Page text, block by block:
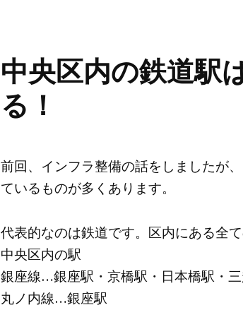
中央区内の鉄道駅
る！
前回、インフラ整備の話をしましたが
ているものが多くあります。
代表的なのは鉄道です。区内にある全
中央区内の駅
銀座線…銀座駅・京橋駅・日本橋駅・
丸ノ内線…銀座駅